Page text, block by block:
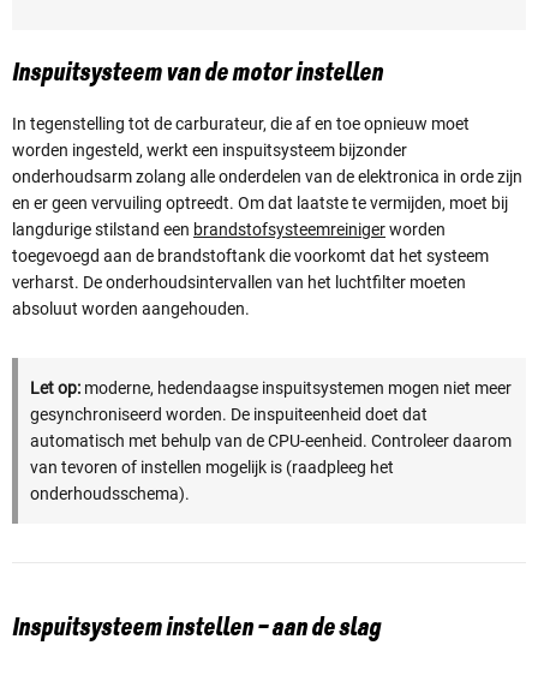
Inspuitsysteem van de motor instellen
In tegenstelling tot de carburateur, die af en toe opnieuw moet
worden ingesteld, werkt een inspuitsysteem bijzonder
onderhoudsarm zolang alle onderdelen van de elektronica in orde zijn
en er geen vervuiling optreedt. Om dat laatste te vermijden, moet bij
langdurige stilstand een brandstofsysteemreinigerworden
toegevoegd aan de brandstoftank die voorkomt dat het systeem
verharst. De onderhoudsintervallen van het luchtfilter moeten
absoluut worden aangehouden.
Let op: moderne, hedendaagse inspuitsystemen mogen niet meer
gesynchroniseerd worden. De inspuiteenheid doet dat
automatisch met behulp van de CPU-eenheid. Controleer daarom
van tevoren of instellen mogelijk is (raadpleeg het
onderhoudsschema).
Inspuitsysteem instellen – aan de slag